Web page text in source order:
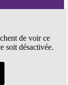
de voir ce
soit désactivée.